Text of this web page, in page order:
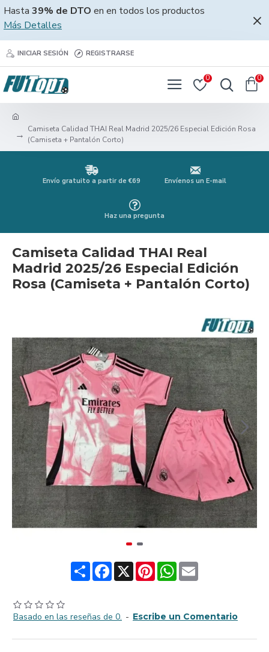
Hasta 39% de DTO en en todos los productos
Más Detalles
INICIAR SESIÓN REGISTRARSE
0 0
Camiseta Calidad THAI Real Madrid 2025/26 Especial Edición Rosa
(Camiseta + Pantalón Corto)
Envío gratuito a partir de €69 Envíenos un E-mail
Haz una pregunta
Camiseta Calidad THAI Real
Madrid 2025/26 Especial Edición
Rosa (Camiseta + Pantalón Corto)
ShareFacebook
X PinterestWhatsApp
Email
Basado en las reseñas de 0. - Escribe un Comentario